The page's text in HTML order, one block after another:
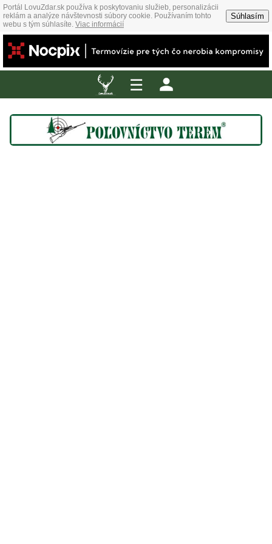
Portál LovuZdar.sk používa k poskytovaniu služieb, personalizácii
reklám a analýze návštevnosti súbory cookie. Používaním tohto
webu s tým súhlasíte. Viac informácií
Súhlasím
☰